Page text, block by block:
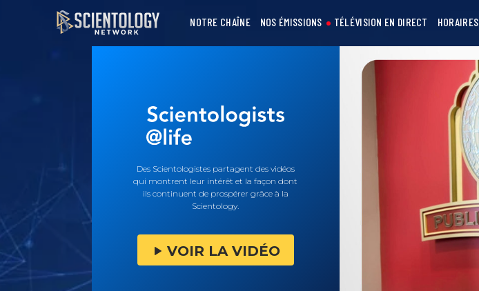
NOTRE CHAÎNE NOS ÉMISSIONS TÉLÉVISION EN DIRECT HORAIRES
Des Scientologistes partagent des vidéos
qui montrent leur intérêt et la façon dont
ils continuent de prospérer grâce à la
Scientology.
VOIR LA VIDÉO